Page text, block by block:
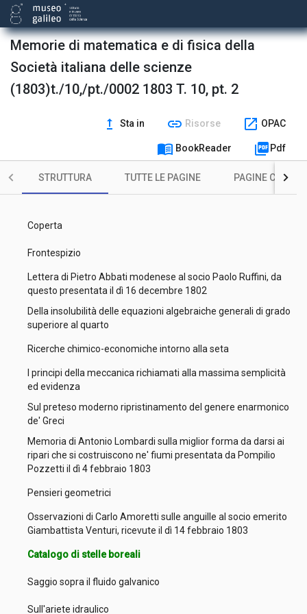
Memorie di matematica e di fisica della
Società italiana delle scienze
(1803)t./10,/pt./0002 1803 T. 10, pt. 2
upgrade Sta in link Risorse open_in_new OPAC
menu_book BookReader picture_as_pdf Pdf
STRUTTURA TUTTE LE PAGINE PAGINE CON
Coperta
Frontespizio
Lettera di Pietro Abbati modenese al socio Paolo Ruffini, da
questo presentata il dì 16 decembre 1802
Della insolubilità delle equazioni algebraiche generali di grado
superiore al quarto
Ricerche chimico-economiche intorno alla seta
I principi della meccanica richiamati alla massima semplicità
ed evidenza
Sul preteso moderno ripristinamento del genere enarmonico
de' Greci
Memoria di Antonio Lombardi sulla miglior forma da darsi ai
ripari che si costruiscono ne' fiumi presentata da Pompilio
Pozzetti il dì 4 febbraio 1803
Pensieri geometrici
Osservazioni di Carlo Amoretti sulle anguille al socio emerito
Giambattista Venturi, ricevute il dì 14 febbraio 1803
Catalogo di stelle boreali
Saggio sopra il fluido galvanico
Sull'ariete idraulico